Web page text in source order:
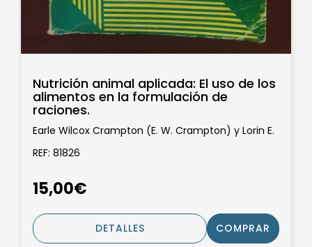
Nutrición animal aplicada: El uso de los
alimentos en la formulación de
raciones.
Earle Wilcox Crampton (E. W. Crampton) y Lorin E.
REF: 81826
15,00€
DETALLES COMPRAR